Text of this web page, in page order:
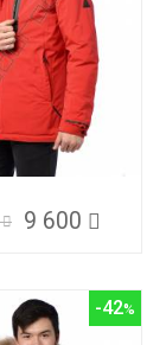
9 600
-42